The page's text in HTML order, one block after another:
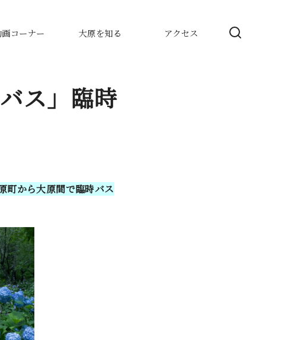
コーナー 大原を知る アクセス
ス」臨時
町から大原間で臨時バス